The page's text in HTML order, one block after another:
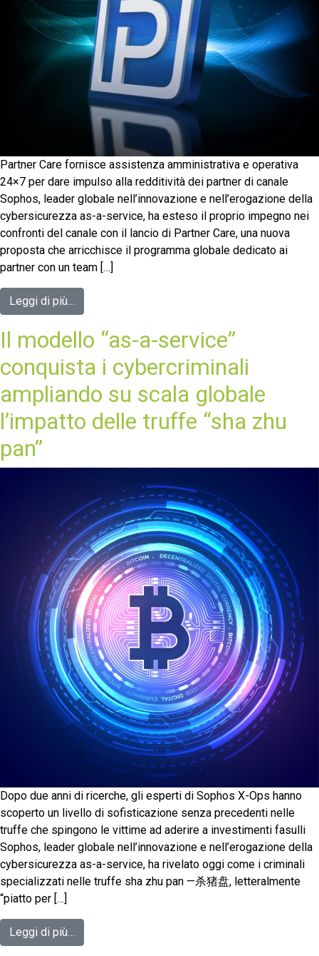
Partner Care fornisce assistenza amministrativa e operativa
24×7 per dare impulso alla redditività dei partner di canale
Sophos, leader globale nell’innovazione e nell’erogazione della
cybersicurezza as-a-service, ha esteso il proprio impegno nei
confronti del canale con il lancio di Partner Care, una nuova
proposta che arricchisce il programma globale dedicato ai
partner con un team […]
Leggi di più…
Il modello “as-a-service”
conquista i cybercriminali
ampliando su scala globale
l’impatto delle truffe “sha zhu
pan”
Dopo due anni di ricerche, gli esperti di Sophos X-Ops hanno
scoperto un livello di sofisticazione senza precedenti nelle
truffe che spingono le vittime ad aderire a investimenti fasulli
Sophos, leader globale nell’innovazione e nell’erogazione della
cybersicurezza as-a-service, ha rivelato oggi come i criminali
specializzati nelle truffe sha zhu pan —杀猪盘, letteralmente
“piatto per […]
Leggi di più…